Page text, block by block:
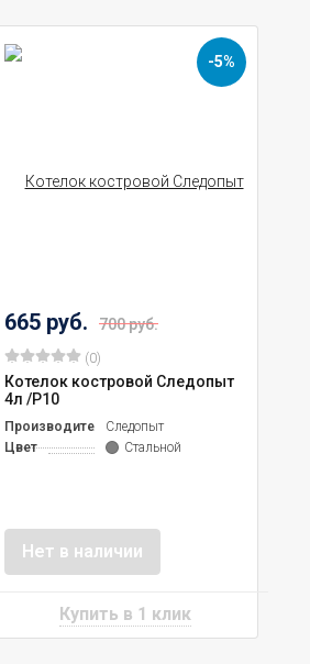
-5%
665 руб. 700 руб.
(0)
Котелок костровой Следопыт
4л /Р10
ПроизводительСледопыт
Цвет
Стальной
Нет в наличии